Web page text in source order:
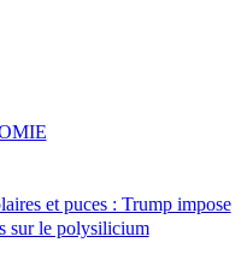
et puces : Trump impose
sur le polysilicium